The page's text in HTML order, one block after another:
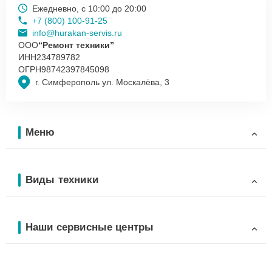
г. Симферополь ул. Москалёва, 3
Ежедневно, с 10:00 до 20:00
+7 (800) 100-91-25
info@hurakan-servis.ru
ООО“Ремонт техники”
ИНН234789782
ОГРН98742397845098
Меню
Виды техники
Наши сервисные центры